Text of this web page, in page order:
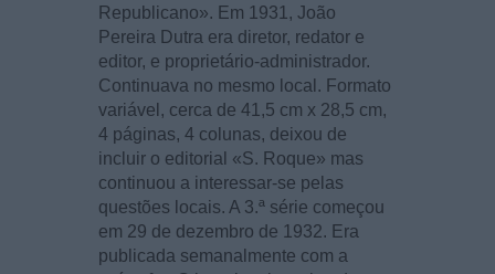
Republicano». Em 1931, João
Pereira Dutra era diretor, redator e
editor, e proprietário-administrador.
Continuava no mesmo local. Formato
variável, cerca de 41,5 cm x 28,5 cm,
4 páginas, 4 colunas, deixou de
incluir o editorial «S. Roque» mas
continuou a interessar-se pelas
questões locais. A 3.ª série começou
em 29 de dezembro de 1932. Era
publicada semanalmente com a